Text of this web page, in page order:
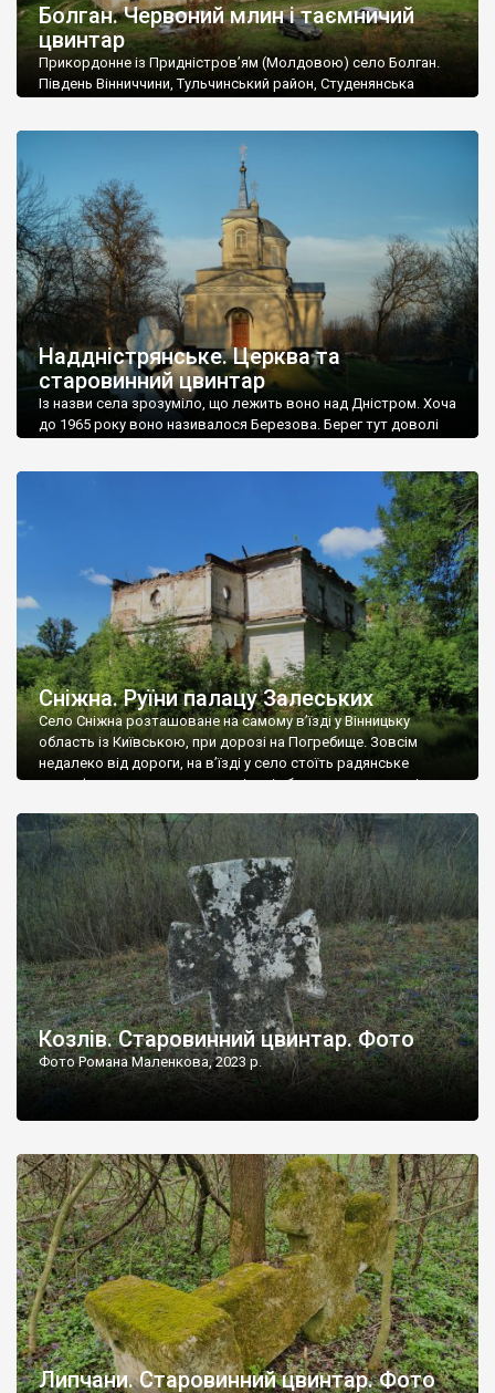
Болган. Червоний млин і таємничий
цвинтар
Прикордонне із Придністров’ям (Молдовою) село Болган.
Південь Вінниччини, Тульчинський район, Студенянська
старовинний цвинтар із кам’яними хрестами. Всі епітафії, які
збереглися, написані кирилицею, церковнослов’янською
мовою. За всіма традиційними ознаками – цвинтар
український. Хрести датуються 19 століттям. У 1924-1940
роках Болган […]
Наддністрянське. Церква та
старовинний цвинтар
Із назви села зрозуміло, що лежить воно над Дністром. Хоча
до 1965 року воно називалося Березова. Берег тут доволі
Наддністрянське відрізняється від більшості навколишніх
сіл. У селі є мурована Михайлівська церква. Точної дати […]
Сніжна. Руїни палацу Залеських
Село Сніжна розташоване на самому в’їзді у Вінницьку
область із Київською, при дорозі на Погребище. Зовсім
недалеко від дороги, на в’їзді у село стоїть радянське
рельєфне пано, яке показує жінку і яблуню, а трохи далі, десь
не видно, але видно дві стареньких колії у траві – […]
Козлів. Старовинний цвинтар. Фото
Фото Романа Маленкова, 2023 р.
Липчани. Старовинний цвинтар. Фото